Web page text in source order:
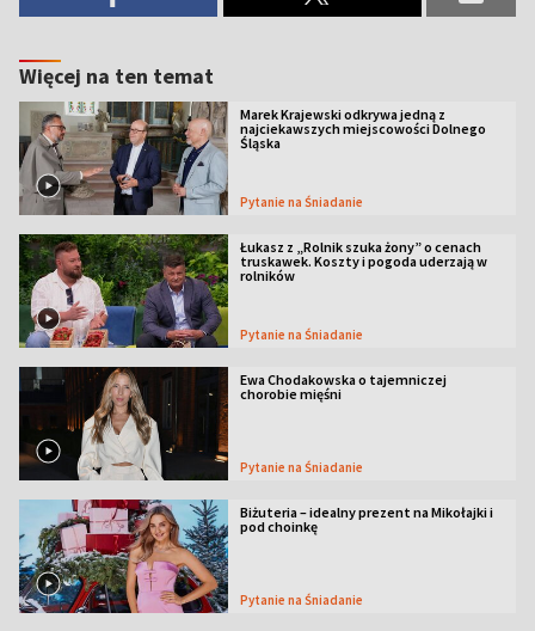
Więcej na ten temat
Marek Krajewski odkrywa jedną z
najciekawszych miejscowości Dolnego
Śląska
Pytanie na Śniadanie
Łukasz z „Rolnik szuka żony” o cenach
truskawek. Koszty i pogoda uderzają w
rolników
Pytanie na Śniadanie
Ewa Chodakowska o tajemniczej
chorobie mięśni
Pytanie na Śniadanie
Biżuteria – idealny prezent na Mikołajki i
pod choinkę
Pytanie na Śniadanie